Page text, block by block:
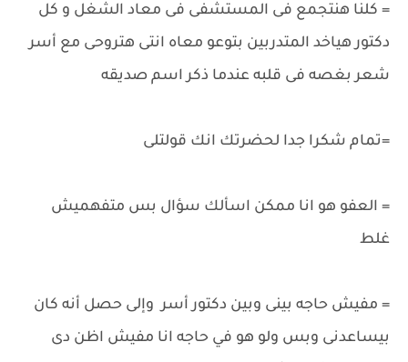
= كلنا هنتجمع فى المستشفى فى معاد الشغل و كل
دكتور هياخد المتدربين بتوعو معاه انتى هتروحى مع أسر
شعر بغصه فى قلبه عندما ذكر اسم صديقه
=تمام شكرا جدا لحضرتك انك قولتلى
= العفو هو انا ممكن اسألك سؤال بس متفهميش
غلط
= مفيش حاجه بينى وبين دكتور أسر وإلى حصل أنه كان
بيساعدنى وبس ولو هو في حاجه انا مفيش اظن دى